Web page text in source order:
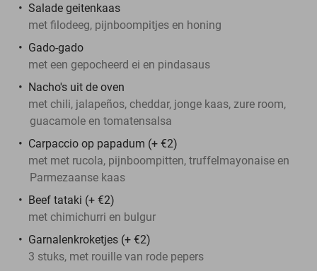
Salade geitenkaas
met filodeeg, pijnboompitjes en honing
Gado-gado
met een gepocheerd ei en pindasaus
Nacho's uit de oven
met chili, jalapeños, cheddar, jonge kaas, zure room,
guacamole en tomatensalsa
Carpaccio op papadum (+ €2)
met met rucola, pijnboompitten, truffelmayonaise en
Parmezaanse kaas
Beef tataki (+ €2)
met chimichurri en bulgur
Garnalenkroketjes (+ €2)
3 stuks, met rouille van rode pepers